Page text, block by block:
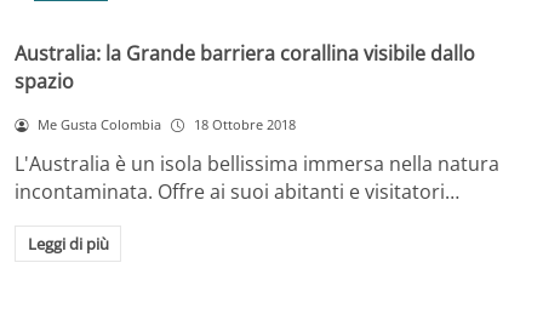
Australia: la Grande barriera corallina visibile dallo
spazio
Me Gusta Colombia 18 Ottobre 2018
L'Australia è un isola bellissima immersa nella natura
incontaminata. Offre ai suoi abitanti e visitatori…
Leggi di più